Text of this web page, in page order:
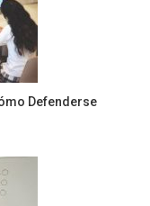
Defenderse